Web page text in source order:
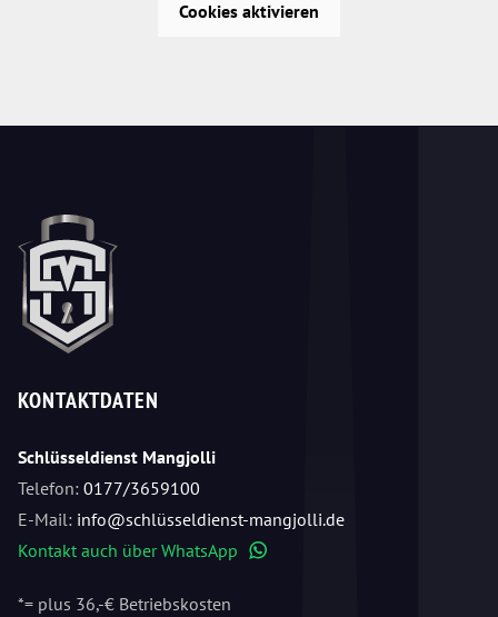
Cookies aktivieren
KONTAKTDATEN
Schlüsseldienst Mangjolli
Telefon: 0177/3659100
E-Mail: info@schlüsseldienst-mangjolli.de
Kontakt auch über WhatsApp
*= plus 36,-€ Betriebskosten